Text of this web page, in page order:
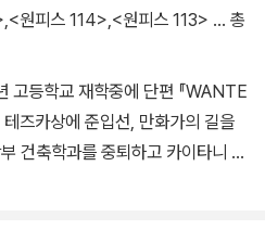
,<원피스 114>,<원피스 113> … 총
등학교 재학중에 단편 『WANTE
즈카상에 준입선, 만화가의 길을
건축학과를 중퇴하고 카이타니 시